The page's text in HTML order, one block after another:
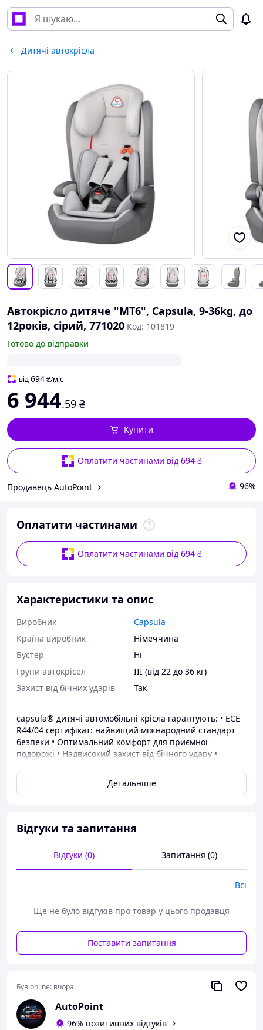
Дитячі автокрісла
Автокрісло дитяче "MT6", Capsula, 9-36kg, до
12років, сірий, 771020 Код: 101819
Готово до відправки
від694₴/міс
6 944.59 ₴
Оплатити частинами від 694 ₴
Купити
Продавець AutoPoint 96%
Оплатити частинами
Оплатити частинами від 694 ₴
Характеристики та опис
Виробник
Capsula
Країна виробник
Німеччина
Бустер
Ні
Групи автокрісел
III (від 22 до 36 кг)
Захист від бічних ударів
Так
capsula® дитячі автомобільні крісла гарантують: • ECE
R44/04 сертифікат: найвищий міжнародний стандарт
безпеки • Оптимальний комфорт для приємної
подорожі • Надвисокий захист від бічного удару •
безпеки • Першокласний замок для ременя Holmbergs®
зі Швеції • Простота використання для правильного
просторе сидіння • Час і для великих дітей (а взимку в
теплій одежі) • З підлокітниками • Дуже м'яка оббивка з
Детальніше
Відгуки та запитання
Відгуки (0) Запитання (0)
Всі
Ще не було відгуків про товар у цього продавця
Поставити запитання
Був online: вчора
AutoPoint
96% позитивних відгуків